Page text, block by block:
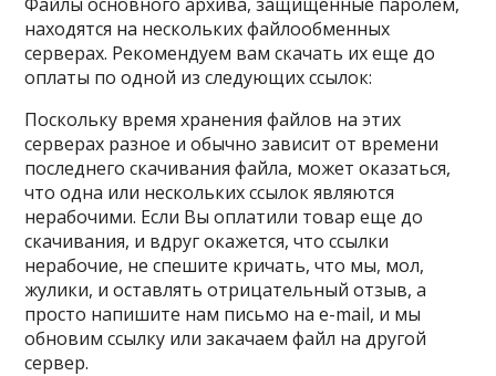
находятся на нескольких файлообменных
серверах. Рекомендуем вам скачать их еще до
оплаты по одной из следующих ссылок:
Поскольку время хранения файлов на этих
серверах разное и обычно зависит от времени
последнего скачивания файла, может оказаться,
что одна или нескольких ссылок являются
нерабочими. Если Вы оплатили товар еще до
скачивания, и вдруг окажется, что ссылки
нерабочие, не спешите кричать, что мы, мол,
жулики, и оставлять отрицательный отзыв, а
просто напишите нам письмо на e-mail, и мы
обновим ссылку или закачаем файл на другой
сервер.